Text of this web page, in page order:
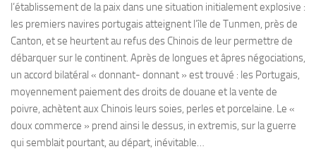
l’établissement de la paix dans une situation initialement explosive :
les premiers navires portugais atteignent l’île de Tunmen, près de
Canton, et se heurtent au refus des Chinois de leur permettre de
débarquer sur le continent. Après de longues et âpres négociations,
un accord bilatéral « donnant- donnant » est trouvé : les Portugais,
moyennement paiement des droits de douane et la vente de
poivre, achètent aux Chinois leurs soies, perles et porcelaine. Le «
doux commerce » prend ainsi le dessus, in extremis, sur la guerre
qui semblait pourtant, au départ, inévitable…